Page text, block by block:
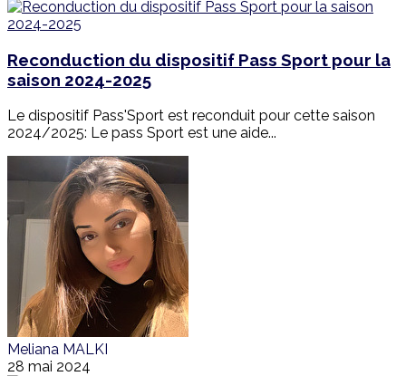
Reconduction du dispositif Pass Sport pour la
saison 2024-2025
Le dispositif Pass'Sport est reconduit pour cette saison
2024/2025: Le pass Sport est une aide...
Meliana MALKI
28 mai 2024